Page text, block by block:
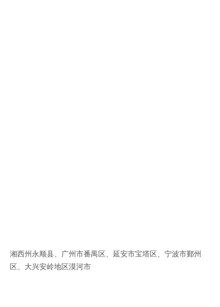
湘西州永顺县、广州市番禺区、延安市宝塔区、宁波市鄞州
区、大兴安岭地区漠河市